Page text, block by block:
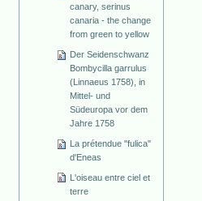
canary, serinus
canaria - the change
from green to yellow
Der Seidenschwanz
Bombycilla garrulus
(Linnaeus 1758), in
Mittel- und
Südeuropa vor dem
Jahre 1758
La prétendue "fulica"
d'Eneas
L'oiseau entre ciel et
terre